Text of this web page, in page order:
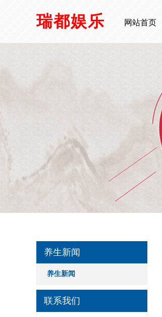
瑞都娱乐 网站首页
养生新闻
养生新闻
联系我们